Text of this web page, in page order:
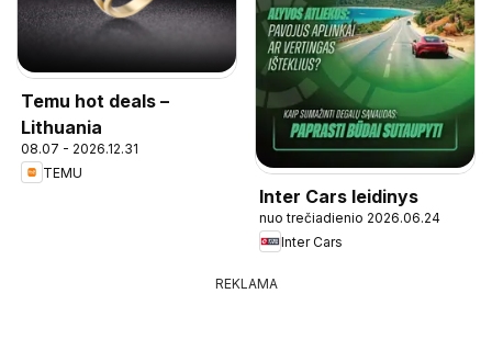
Temu hot deals –
Lithuania
08.07 - 2026.12.31
TEMU
Inter Cars leidinys
nuo trečiadienio 2026.06.24
Inter Cars
REKLAMA